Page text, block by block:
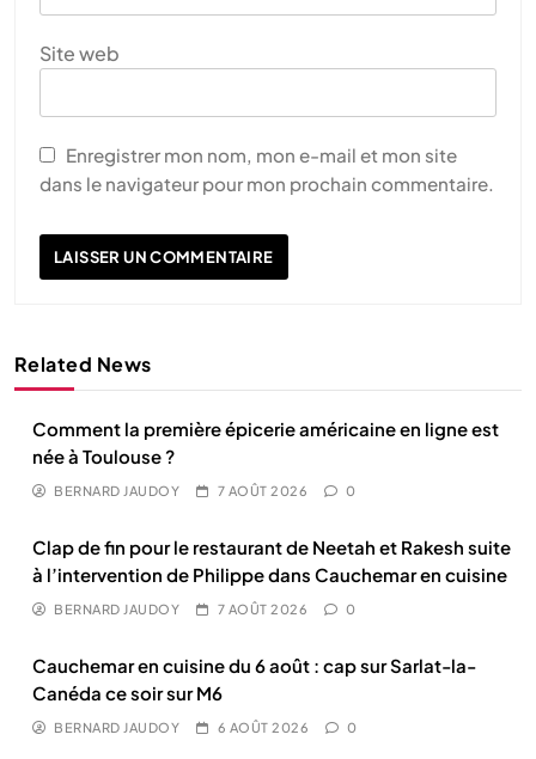
Site web
Enregistrer mon nom, mon e-mail et mon site
dans le navigateur pour mon prochain commentaire.
Related News
Comment la première épicerie américaine en ligne est
née à Toulouse ?
BERNARD JAUDOY 7 AOÛT 2026 0
Clap de fin pour le restaurant de Neetah et Rakesh suite
à l’intervention de Philippe dans Cauchemar en cuisine
BERNARD JAUDOY 7 AOÛT 2026 0
Cauchemar en cuisine du 6 août : cap sur Sarlat-la-
Canéda ce soir sur M6
BERNARD JAUDOY 6 AOÛT 2026 0